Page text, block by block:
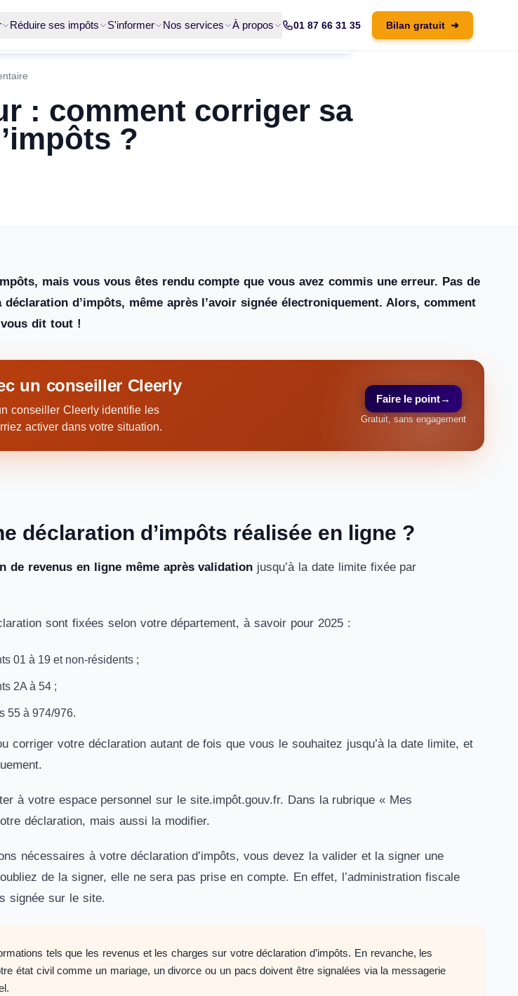
Réduire ses impôts S'informer Nos services À propos 01 87 66 31 35 Bilan gratuit ➜
: comment corriger sa
?
mais vous vous êtes rendu compte que vous avez commis une erreur. Pas de
d’impôts, même après l’avoir signée électroniquement. Alors, comment
dit tout !
un conseiller Cleerly
conseiller Cleerly identifie les
activer dans votre situation.
Faire le point→
Gratuit, sans engagement
déclaration d’impôts réalisée en ligne ?
de revenus en ligne même après validation jusqu’à la date limite fixée par
sont fixées selon votre département, à savoir pour 2025 :
01 à 19 et non-résidents ;
2A à 54 ;
55 à 974/976.
corriger votre déclaration autant de fois que vous le souhaitez jusqu’à la date limite, et
à votre espace personnel sur le site.impôt.gouv.fr. Dans la rubrique « Mes
déclaration, mais aussi la modifier.
nécessaires à votre déclaration d’impôts, vous devez la valider et la signer une
de la signer, elle ne sera pas prise en compte. En effet, l’administration fiscale
signée sur le site.
tels que les revenus et les charges sur votre déclaration d’impôts. En revanche, les
état civil comme un mariage, un divorce ou un pacs doivent être signalées via la messagerie